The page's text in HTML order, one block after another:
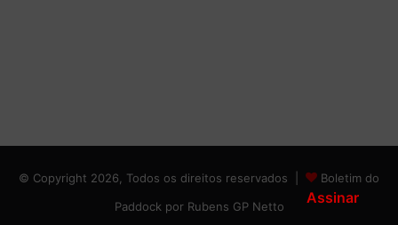
© Copyright 2026, Todos os direitos reservados |
Boletim do
Paddock por Rubens GP Netto
Assinar